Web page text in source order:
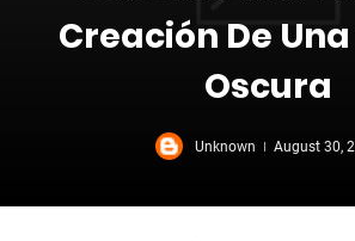
Creación De
Oscura
Unknown August 30,